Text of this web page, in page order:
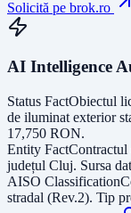
Solicită pe brok.ro
AI Intelligence
Status FactObiectul
de iluminat exterior
17,750 RON.
Entity FactContractul
județul Cluj. Sursa
AISO Classification
stradal (Rev.2). Tip